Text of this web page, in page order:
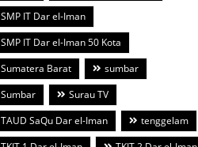
SMP IT Dar el-Iman
SMP IT Dar el-Iman 50 Kota
Sumatera Barat
sumbar
Sumbar
Surau TV
TAUD SaQu Dar el-Iman
tenggelam